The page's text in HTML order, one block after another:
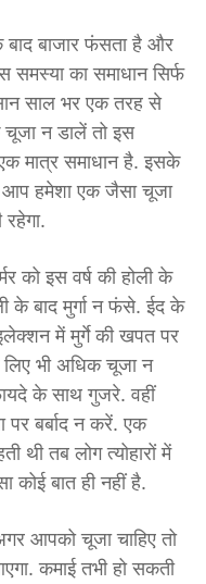
बाद बाजार फंसता है और
का समाधान सिर्फ
साल भर एक तरह से
चूजा न डालें तो इस
मात्र समाधान है. इसके
आप हमेशा एक जैसा चूजा
को इस वर्ष की होली के
के बाद मुर्गा न फंसे. ईद के
में मुर्गे की खपत पर
भी अधिक चूजा न
के साथ गुजरे. वहीं
पर बर्बाद न करें. एक
थी तब लोग त्योहारों में
बात ही नहीं है.
आपको चूजा चाहिए तो
कमाई तभी हो सकती